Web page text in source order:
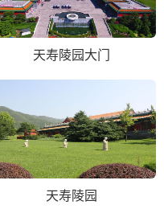
天寿陵园大门
天寿陵园